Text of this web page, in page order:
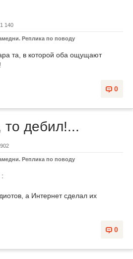
1 140
Реплика по поводу
та, в которой оба ощущают
0
то дебил!...
902
Реплика по поводу
а Интернет сделал их
0